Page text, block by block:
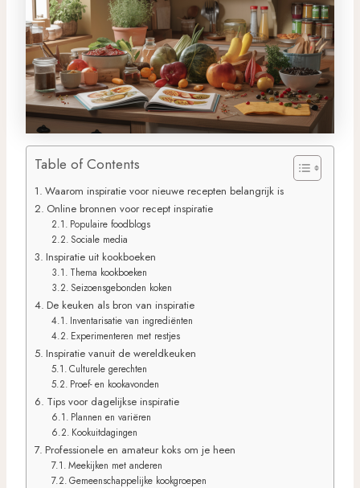
Table of Contents
Waarom inspiratie voor nieuwe recepten belangrijk is
Online bronnen voor recept inspiratie
Populaire foodblogs
Sociale media
Inspiratie uit kookboeken
Thema kookboeken
Seizoensgebonden koken
De keuken als bron van inspiratie
Inventarisatie van ingrediënten
Experimenteren met restjes
Inspiratie vanuit de wereldkeuken
Culturele gerechten
Proef- en kookavonden
Tips voor dagelijkse inspiratie
Plannen en variëren
Kookuitdagingen
Professionele en amateur koks om je heen
Meekijken met anderen
Gemeenschappelijke kookgroepen